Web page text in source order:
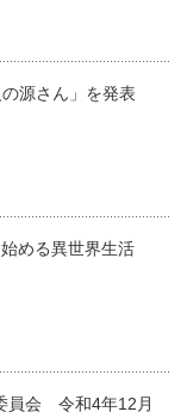
源さん」を発表
める異世界生活
員会 令和4年12月